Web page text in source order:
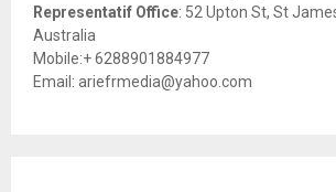
Representatif Office: 52 Upton St, St
Australia
Mobile:+ 6288901884977
Email: ariefrmedia@yahoo.com